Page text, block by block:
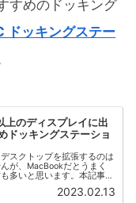
すめのドッキング
ッキングステー
のディスプレイに出
ドッキングステーショ
スクトップを拡張するのは
が、MacBookだとうまく
多いと思います。本記事で
2台以上の外付けディスプ
トップを拡張する方法を紹介
2023.02.13